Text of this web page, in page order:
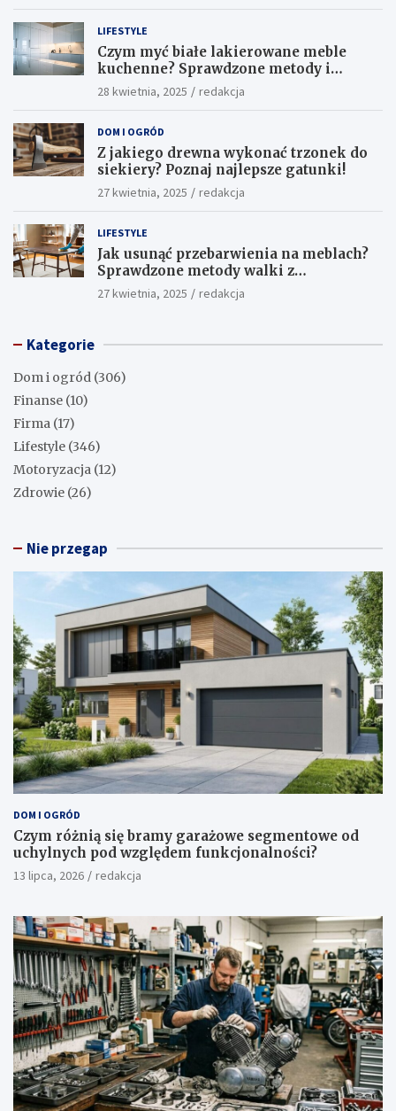
LIFESTYLE
Czym myć białe lakierowane meble
kuchenne? Sprawdzone metody i
skuteczne środki
28 kwietnia, 2025 redakcja
DOM I OGRÓD
Z jakiego drewna wykonać trzonek do
siekiery? Poznaj najlepsze gatunki!
27 kwietnia, 2025 redakcja
LIFESTYLE
Jak usunąć przebarwienia na meblach?
Sprawdzone metody walki z
uciążliwymi plamami!
27 kwietnia, 2025 redakcja
Kategorie
Dom i ogród (306)
Finanse (10)
Firma (17)
Lifestyle (346)
Motoryzacja (12)
Zdrowie (26)
Nie przegap
DOM I OGRÓD
Czym różnią się bramy garażowe segmentowe od
uchylnych pod względem funkcjonalności?
13 lipca, 2026 redakcja